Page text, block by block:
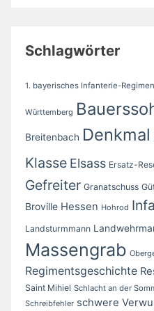
Schlagwörter
1. bayerisches Infanterie-
Württemberg
Breitenbach Denkmal
Klasse Elsass Ersatz-
Gefreiter Granatschuss
Broville Hessen Hohrod
Landsturmmann
Massengrab
Regimentsgeschichte
Saint Mihiel Schlacht an der
Schreibfehler schwere